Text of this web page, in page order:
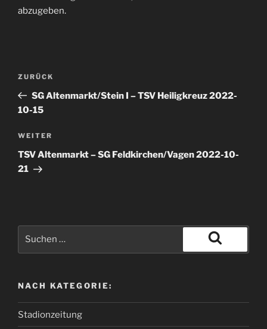
abzugeben.
ZURÜCK
SG Altenmarkt/Stein I – TSV Heiligkreuz 2022-
10-15
WEITER
TSV Altenmarkt – SG Feldkirchen/Vagen 2022-10-
21
NACH KATEGORIE:
Stadionzeitung